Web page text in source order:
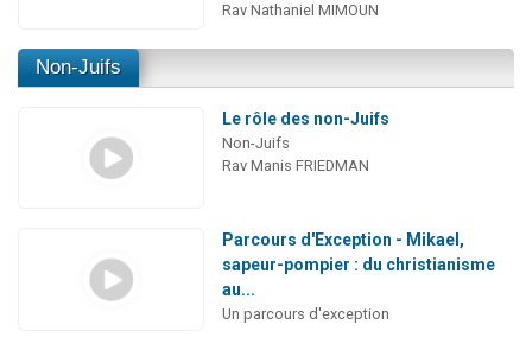
Rav Nathaniel MIMOUN
Non-Juifs
Le rôle des non-Juifs
Non-Juifs
Rav Manis FRIEDMAN
Parcours d'Exception - Mikael,
sapeur-pompier : du christianisme
au...
Un parcours d'exception